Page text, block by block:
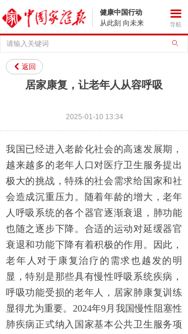
ꄙ
健康中国行动
从此刻 向未来
끀
导航
居家康复，让老年人从容呼吸
낒 返回
2025-01-10 13:34
我国已经进入老龄化社会的高速发展期，
越来越多的老年人口对医疗卫生服务提出
极大的挑战，特殊的社会需求给国家和社
会造成沉重压力。随着年龄的增大，老年
人呼吸系统的各个器官逐渐衰退，肺功能
也随之逐步下降。合适的运动对延缓器官
衰退和功能下降有着积极的作用。因此，
老年人对于康复治疗的需求也越发的明
显，特别是那些具有慢性呼吸系统疾病，
呼吸功能受损的老年人，居家肺康复训练
显得尤为重要。2024年9月我国慢性阻塞性
肺疾病正式纳入国家基本公共卫生服务项